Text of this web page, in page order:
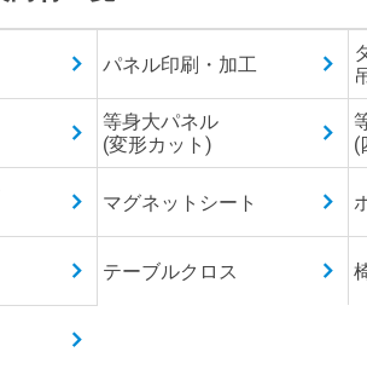
パネル印刷・加工
等身大パネル
(変形カット)
(
マグネットシート
テーブルクロス